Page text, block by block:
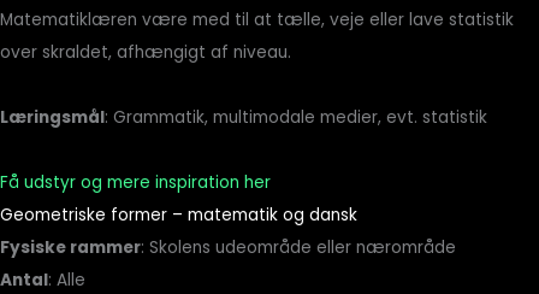
Matematiklæren være med til at tælle, veje eller lave statistik
over skraldet, afhængigt af niveau.
Læringsmål: Grammatik, multimodale medier, evt. statistik
Få udstyr og mere inspiration her
Geometriske former – matematik og dansk
Fysiske rammer: Skolens udeområde eller nærområde
Antal: Alle